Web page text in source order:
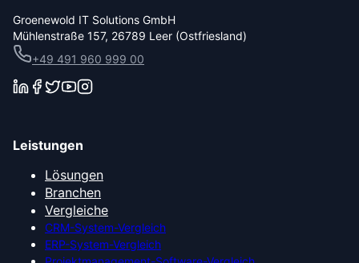
Groenewold IT Solutions GmbH
Mühlenstraße 157, 26789 Leer (Ostfriesland)
+49 491 960 999 00
Leistungen
Lösungen
Branchen
Vergleiche
CRM-System-Vergleich
ERP-System-Vergleich